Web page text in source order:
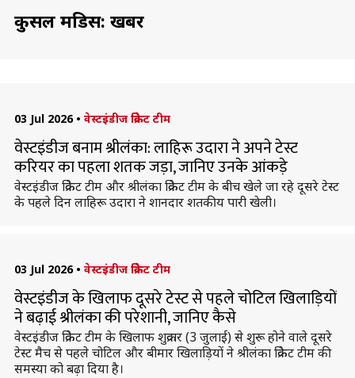
कुसल मेंडिस: खबरें
03 Jul 2026 • वेस्टइंडीज क्रिकेट टीम
वेस्टइंडीज बनाम श्रीलंका: लाहिरू उदारा ने अपने टेस्ट
करियर का पहला शतक जड़ा, जानिए उनके आंकड़े
वेस्टइंडीज क्रिकेट टीम और श्रीलंका क्रिकेट टीम के बीच खेले जा रहे दूसरे टेस्ट
के पहले दिन लाहिरू उदारा ने शानदार शतकीय पारी खेली।
03 Jul 2026 • वेस्टइंडीज क्रिकेट टीम
वेस्टइंडीज के खिलाफ दूसरे टेस्ट से पहले चोटिल खिलाड़ियों
ने बढ़ाई श्रीलंका की परेशानी, जानिए कैसे
वेस्टइंडीज क्रिकेट टीम के खिलाफ शुक्रवार (3 जुलाई) से शुरू होने वाले दूसरे
टेस्ट मैच से पहले चोटिल और बीमार खिलाड़ियों ने श्रीलंका क्रिकेट टीम की
समस्या को बढ़ा दिया है।